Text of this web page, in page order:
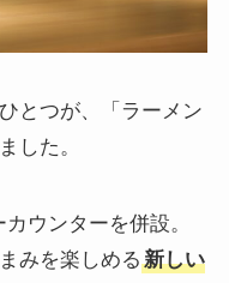
とつが、「ラーメン
した。
ウンターを併設。
みを楽しめる 新しい